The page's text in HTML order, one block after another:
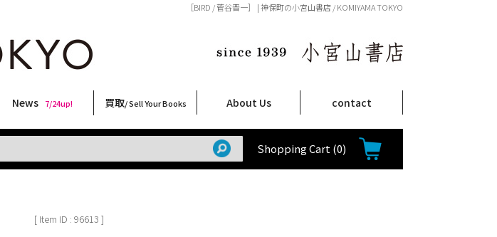
［BIRD / 菅谷晋一］ | 神保町の小宮山書店 / KOMIYAMA TOKYO
News 7/24up!
新着・おすすめ商品 9/7up!
フェア・イベント情報 7/24up!
お店からのお知らせ 6/1up!
買取/ Sell Your Books
買取ブログ
買取専用フォーム
古書 / 古本の買取
美術品の買取
出張買取について
宅配買取について
店頭買取について
よくある質問
About Us
店舗案内
Shop Infomation
ご注文について
How to Order
特定商取引法に関する表示
プライバシーポリシー
contact
Shopping Cart (0)
[ Item ID : 96613 ]